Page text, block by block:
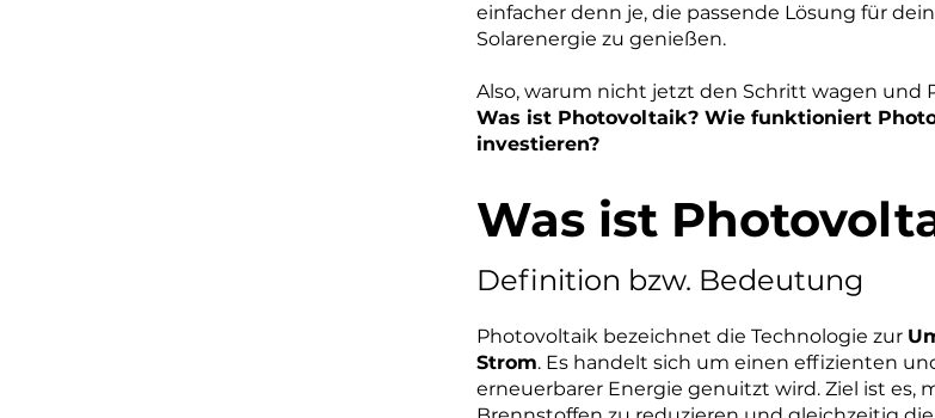
einfacher denn je, die passende Lösung für
Solarenergie zu genießen.
Also, warum nicht jetzt den Schritt wagen und
Was ist Photovoltaik? Wie funktioniert
investieren?
Was ist
Definition bzw. Bedeutung
Photovoltaik bezeichnet die Technologie zur
Strom. Es handelt sich um einen effizienten
erneuerbarer Energie genuitzt wird. Ziel ist es,